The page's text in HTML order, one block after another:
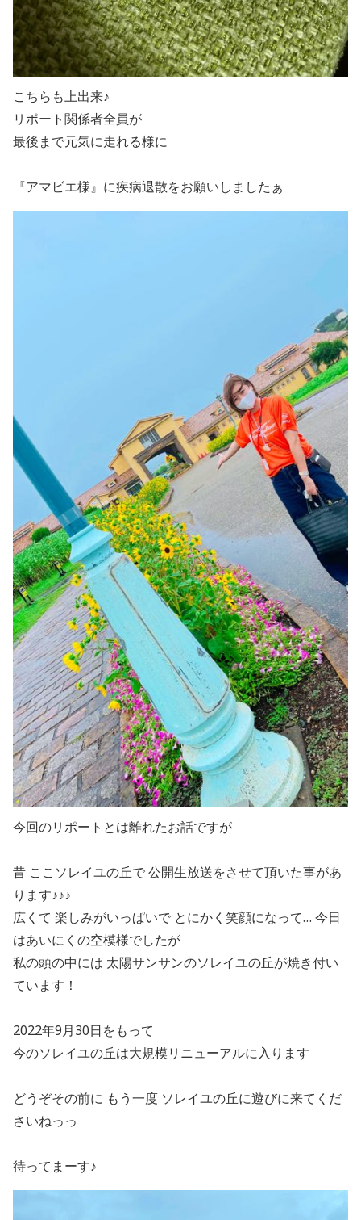
こちらも上出来♪
リポート関係者全員が
最後まで元気に走れる様に
『アマビエ様』に疾病退散をお願いしましたぁ
今回のリポートとは離れたお話ですが
昔 ここソレイユの丘で 公開生放送をさせて頂いた事があ
ります♪♪♪
広くて 楽しみがいっぱいで とにかく笑顔になって… 今日
はあいにくの空模様でしたが
私の頭の中には 太陽サンサンのソレイユの丘が焼き付い
ています！
2022年9月30日をもって
今のソレイユの丘は大規模リニューアルに入ります
どうぞその前に もう一度 ソレイユの丘に遊びに来てくだ
さいねっっ
待ってまーす♪